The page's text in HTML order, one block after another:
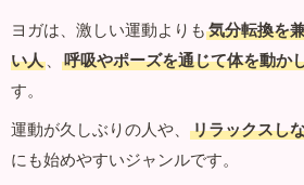
ヨガは、激しい運動よりも 気分転換を
い人 、 呼吸やポーズを通じて体を動か
す。
運動が久しぶりの人や、
リラックスし
にも始めやすいジャンルです。